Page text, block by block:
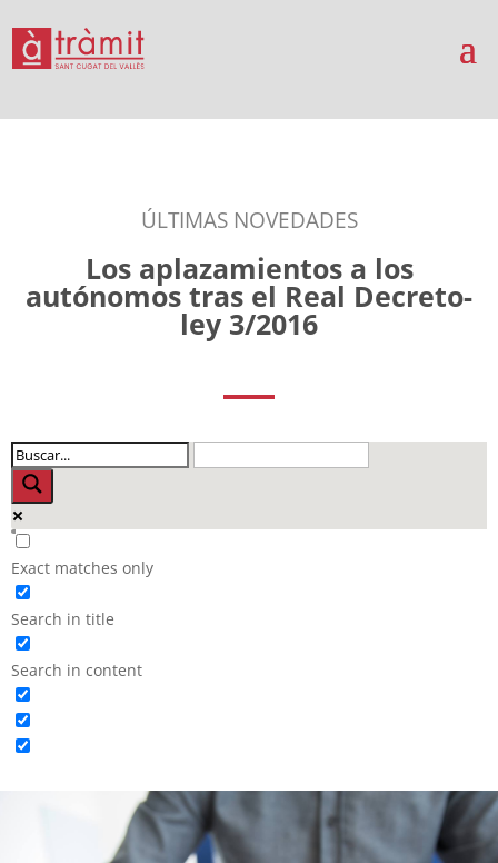
ÚLTIMAS NOVEDADES
Los aplazamientos a los
autónomos tras el Real Decreto-
ley 3/2016
Exact matches only
Search in title
Search in content